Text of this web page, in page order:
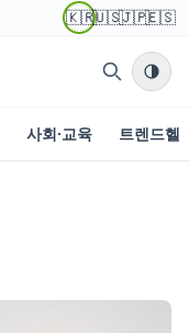
🇰🇷🇺🇸🇯🇵🇪🇸
사회·교육 트렌드헬